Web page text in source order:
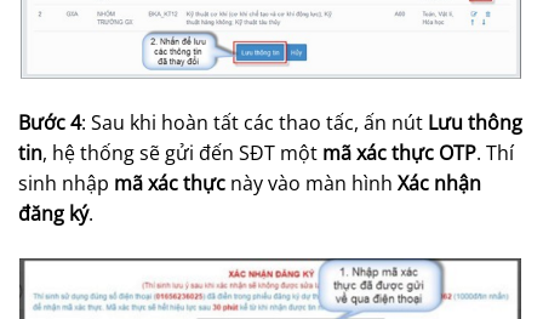
Bước 4: Sau khi hoàn tất các thao tấc, ấn nút Lưu thông
tin, hệ thống sẽ gửi đến SĐT một mã xác thực OTP. Thí
sinh nhập mã xác thực này vào màn hình Xác nhận
đăng ký.